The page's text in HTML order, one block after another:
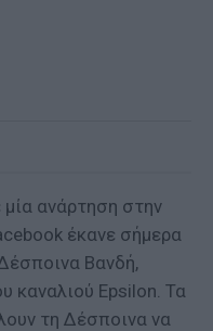
ανάρτηση στην
έκανε σήμερα
Βανδή,
καναλιού Epsilon. Τα
τη Δέσποινα να